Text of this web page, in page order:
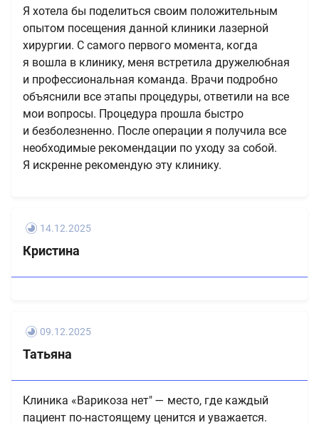
Я хотела бы поделиться своим положительным
опытом посещения данной клиники лазерной
хирургии. С самого первого момента, когда
я вошла в клинику, меня встретила дружелюбная
и профессиональная команда. Врачи подробно
объяснили все этапы процедуры, ответили на все
мои вопросы. Процедура прошла быстро
и безболезненно. После операции я получила все
необходимые рекомендации по уходу за собой.
Я искренне рекомендую эту клинику.
14.12.2025
Кристина
09.12.2025
Татьяна
Клиника «Варикоза нет" — место, где каждый
пациент по-настоящему ценится и уважается.